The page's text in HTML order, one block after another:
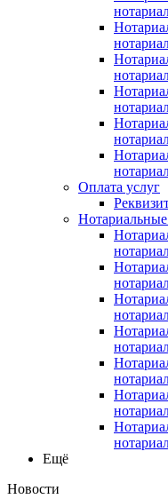
Оплата услуг
Ещё
Новости